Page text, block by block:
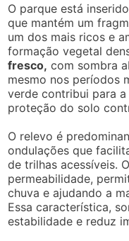
O parque está
que mantém um
um dos mais ricos e
formação vegetal
fresco, com sombra
mesmo nos períodos
verde contribui para
proteção do solo
O relevo é
ondulações que
de trilhas acessíveis.
permeabilidade,
chuva e ajudando a
Essa característica,
estabilidade e reduz